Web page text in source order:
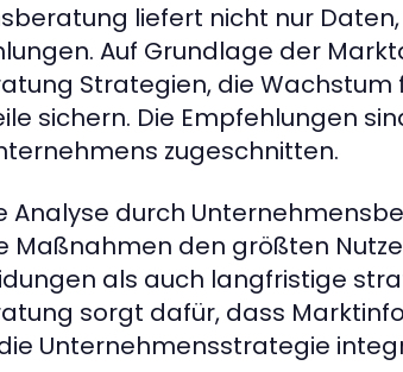
liefert nicht nur
Auf Grundlage der
Strategien, die Wachstum
sichern. Die Empfehlungen
zugeschnitten.
Analyse durch
Maßnahmen den größten
als auch langfristige
sorgt dafür, dass
Unternehmensstrategie